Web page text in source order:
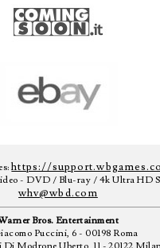
https://
- DVD / Blu-ray / 4k Ultra HD
whv@wbd.com
Bros. Entertainment
Puccini, 6 - 00198 Roma